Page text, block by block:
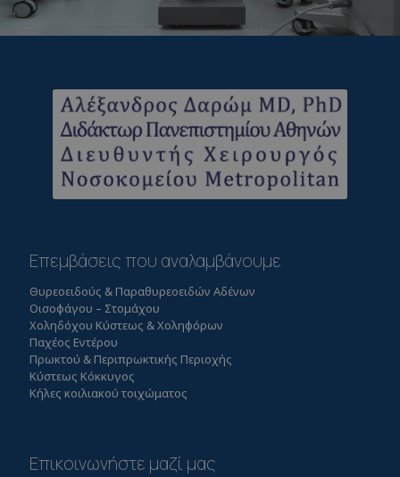
Επεμβάσεις που αναλαμβάνουμε
Θυρεοειδούς & Παραθυρεοειδών Αδένων
Οισοφάγου – Στομάχου
Χοληδόχου Κύστεως & Χοληφόρων
Παχέος Εντέρου
Πρωκτού & Περιπρωκτικής Περιοχής
Κύστεως Κόκκυγος
Κήλες κοιλιακού τοιχώματος
Επικοινωνήστε μαζί μας